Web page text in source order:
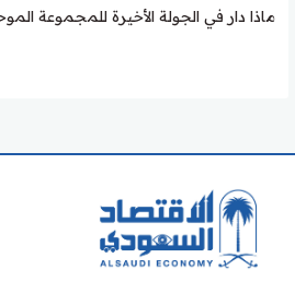
ماذا دار في الجولة الأخيرة للمجموعة